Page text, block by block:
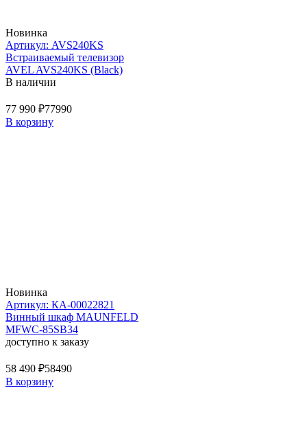
Новинка
Артикул: AVS240KS
Встраиваемый телевизор
AVEL AVS240KS (Black)
В наличии
77 990 ₽77990
В корзину
Новинка
Артикул: КА-00022821
Винный шкаф MAUNFELD
MFWC-85SB34
доступно к заказу
58 490 ₽58490
В корзину